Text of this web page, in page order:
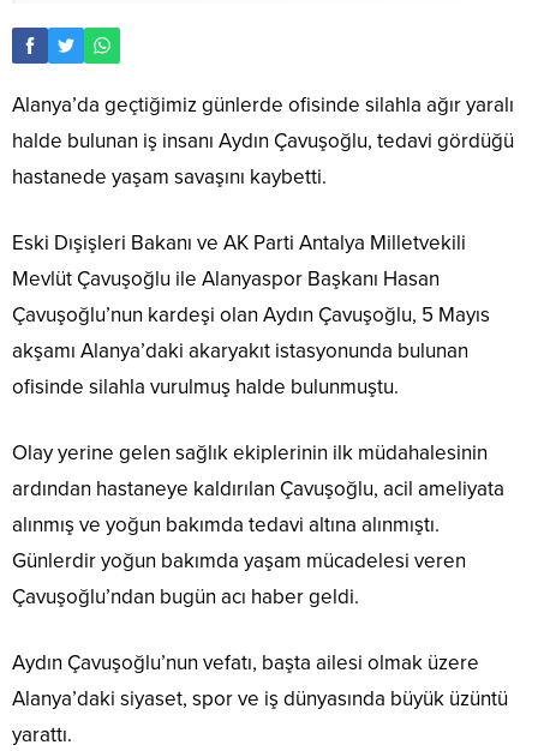
Alanya’da geçtiğimiz günlerde ofisinde silahla ağır yaralı
halde bulunan iş insanı Aydın Çavuşoğlu, tedavi gördüğü
hastanede yaşam savaşını kaybetti.
Eski Dışişleri Bakanı ve AK Parti Antalya Milletvekili
Mevlüt Çavuşoğlu ile Alanyaspor Başkanı Hasan
Çavuşoğlu’nun kardeşi olan Aydın Çavuşoğlu, 5 Mayıs
akşamı Alanya’daki akaryakıt istasyonunda bulunan
ofisinde silahla vurulmuş halde bulunmuştu.
Olay yerine gelen sağlık ekiplerinin ilk müdahalesinin
ardından hastaneye kaldırılan Çavuşoğlu, acil ameliyata
alınmış ve yoğun bakımda tedavi altına alınmıştı.
Günlerdir yoğun bakımda yaşam mücadelesi veren
Çavuşoğlu’ndan bugün acı haber geldi.
Aydın Çavuşoğlu’nun vefatı, başta ailesi olmak üzere
Alanya’daki siyaset, spor ve iş dünyasında büyük üzüntü
yarattı.